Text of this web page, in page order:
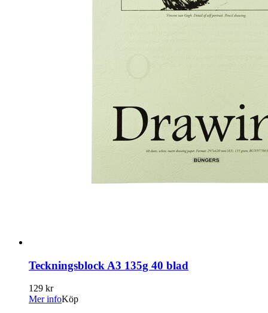
Teckningsblock A3 135g 40 blad
129 kr
Mer infoKöp